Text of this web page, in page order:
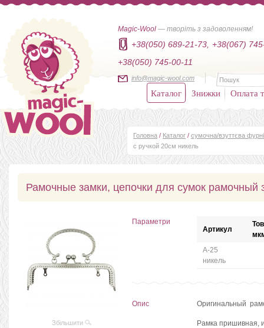
Magic-Wool — творіть з задоволенням!
+38(050) 689-21-73,
+38(067)
+38(050) 745-00-11
info@magic-wool.com
Каталог Знижки Оплата
Головна / Каталог / сумочна/взуттєва
с ручкой 20см никель
Рамочные замки, цепочки для сумок рамочный
Збільшити
Параметри
Артикул
А-25
никель
Опис Оригинальный
Рамка пришивная,